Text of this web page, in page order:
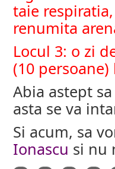
taie
renumita
Locul 3: o zi
(10
Abia astept
asta se va
Si acum, sa
Ionascu si nu